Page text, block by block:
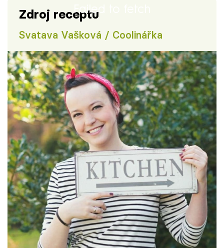
Failed to fetch
Zdroj receptu
Svatava Vašková / Coolinářka